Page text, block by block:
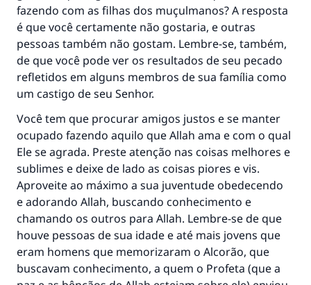
fazendo com as filhas dos muçulmanos? A resposta
é que você certamente não gostaria, e outras
pessoas também não gostam. Lembre-se, também,
de que você pode ver os resultados de seu pecado
refletidos em alguns membros de sua família como
um castigo de seu Senhor.
Você tem que procurar amigos justos e se manter
ocupado fazendo aquilo que Allah ama e com o qual
Ele se agrada. Preste atenção nas coisas melhores e
sublimes e deixe de lado as coisas piores e vis.
Aproveite ao máximo a sua juventude obedecendo
e adorando Allah, buscando conhecimento e
chamando os outros para Allah. Lembre-se de que
houve pessoas de sua idade e até mais jovens que
eram homens que memorizaram o Alcorão, que
buscavam conhecimento, a quem o Profeta (que a